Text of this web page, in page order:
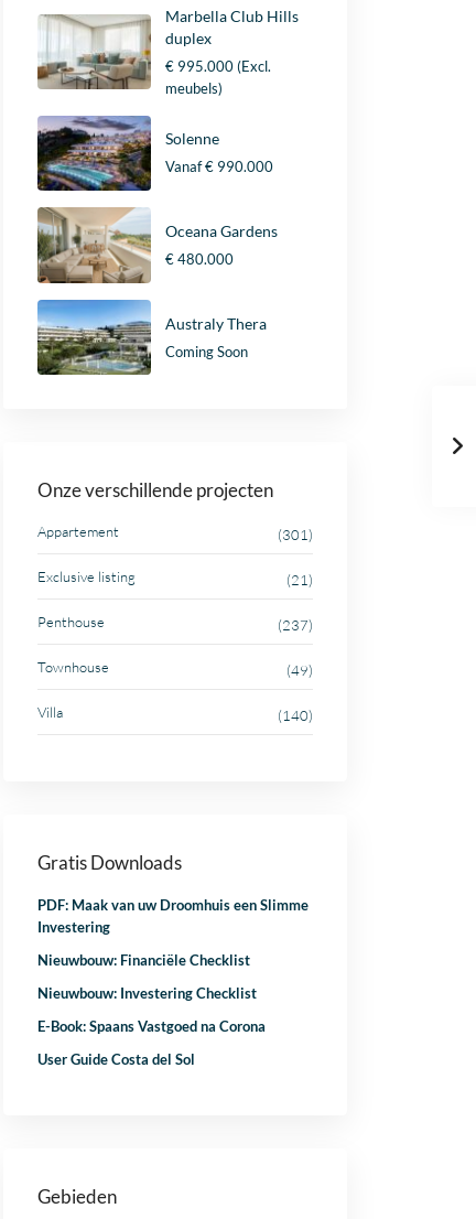
Marbella Club Hills
duplex
€ 995.000(Excl.
meubels)
Solenne
Vanaf€ 990.000
Oceana Gardens
€ 480.000
Australy Thera
Coming Soon
Onze verschillende projecten
Appartement (301)
Exclusive listing (21)
Penthouse (237)
Townhouse (49)
Villa (140)
Gratis Downloads
PDF: Maak van uw Droomhuis een Slimme
Investering
Nieuwbouw: Financiële Checklist
Nieuwbouw: Investering Checklist
E-Book: Spaans Vastgoed na Corona
User Guide Costa del Sol
Gebieden